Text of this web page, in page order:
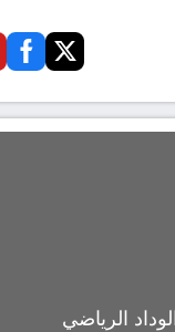
twitter
الرياضي